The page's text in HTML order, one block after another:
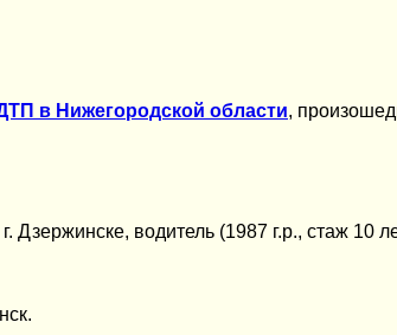
в Нижегородской области,
водитель (1987 г.р., стаж